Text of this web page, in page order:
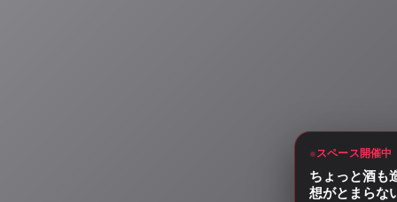
スペース開催中
ちょっと酒も
想がとまらな